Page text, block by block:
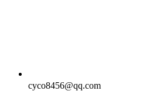
cyco8456@qq.com